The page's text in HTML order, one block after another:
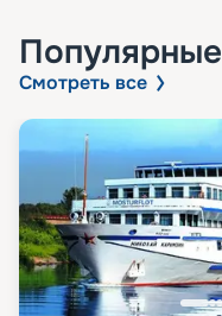
Популярные
Смотреть все